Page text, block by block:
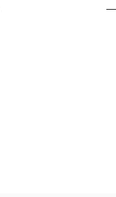
がボーダー柄のベージュの2色